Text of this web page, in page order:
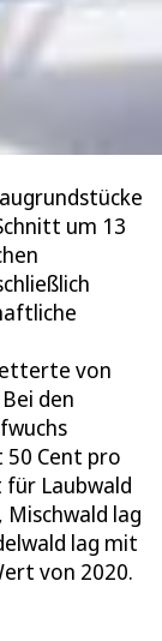
um 13
von
den
50 Cent pro
Laubwald
lag
lag mit
von 2020.